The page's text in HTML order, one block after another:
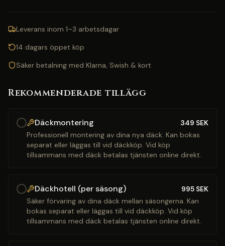
Leverans inom 1–3 arbetsdagar
14 dagars öppet köp
Säker betalning med Klarna, Swish & kort
Rekommenderade tillägg
Däckmontering 349 SEK
Professionell montering av dina nya däck. Kan bokas
separat eller läggas till vid däckköp. Vid köp
tillsammans med däck betalas tjänsten online direkt.
Däckhotell (per säsong) 995 SEK
Säker förvaring av dina däck mellan säsongerna. Kan
bokas separat eller läggas till vid däckköp. Vid köp
tillsammans med däck betalas tjänsten online direkt.